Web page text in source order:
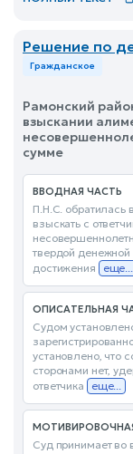
Решение по
Гражданское
Рамонский
взыскании
сумме
ВВОДНАЯ ЧАСТЬ
П.Н.С. обратилась
взыскать с
твердой
достижения
еще...
ОПИСАТЕЛЬНАЯ
Судом
установлено, что
сторонами нет,
ответчика
еще...
Суд принимает во